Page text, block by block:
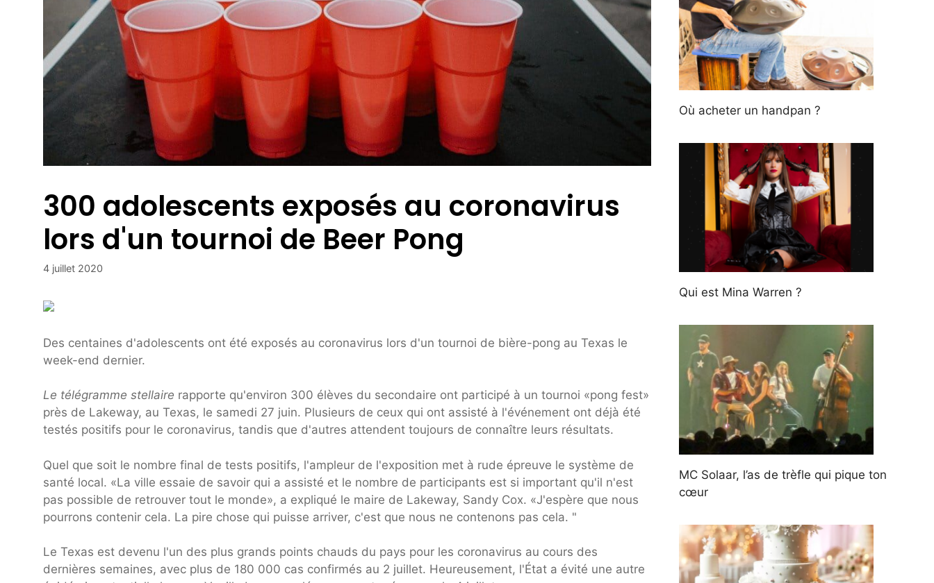
300 adolescents exposés au coronavirus
lors d'un tournoi de Beer Pong
4 juillet 2020
Des centaines d'adolescents ont été exposés au coronavirus lors d'un tournoi de bière-pong au Texas le
week-end dernier.
Le télégramme stellaire rapporte qu'environ 300 élèves du secondaire ont participé à un tournoi «pong fest»
près de Lakeway, au Texas, le samedi 27 juin. Plusieurs de ceux qui ont assisté à l'événement ont déjà été
testés positifs pour le coronavirus, tandis que d'autres attendent toujours de connaître leurs résultats.
Quel que soit le nombre final de tests positifs, l'ampleur de l'exposition met à rude épreuve le système de
santé local. «La ville essaie de savoir qui a assisté et le nombre de participants est si important qu'il n'est
pas possible de retrouver tout le monde», a expliqué le maire de Lakeway, Sandy Cox. «J'espère que nous
pourrons contenir cela. La pire chose qui puisse arriver, c'est que nous ne contenons pas cela. "
Le Texas est devenu l'un des plus grands points chauds du pays pour les coronavirus au cours des
dernières semaines, avec plus de 180 000 cas confirmés au 2 juillet. Heureusement, l'État a évité une autre
Où acheter un handpan ?
Qui est Mina Warren ?
MC Solaar, l’as de trèfle qui pique ton
cœur